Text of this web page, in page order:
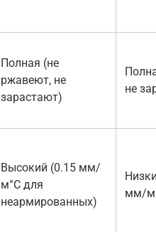
Полная (не
ржавеют, не
зарастают)
не
Высокий (0.15 мм/
м°C для
неармированных)
мм/